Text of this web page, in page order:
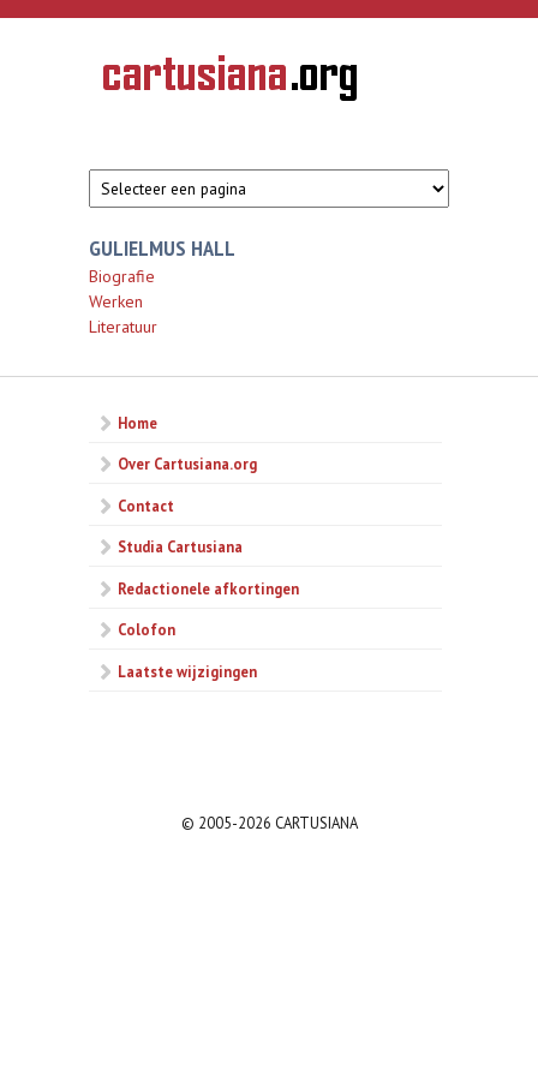
Overslaan en naar de inhoud gaan
CARTUSIANA
Geschiedenis
van de
GULIELMUS HALL
Biografie
Werken
Literatuur
Home
Over Cartusiana.org
Contact
Studia Cartusiana
Redactionele afkortingen
Colofon
Laatste wijzigingen
© 2005-2026 CARTUSIANA